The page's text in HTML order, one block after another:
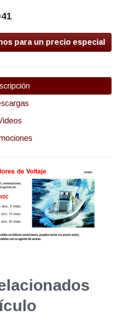
para un precio especial